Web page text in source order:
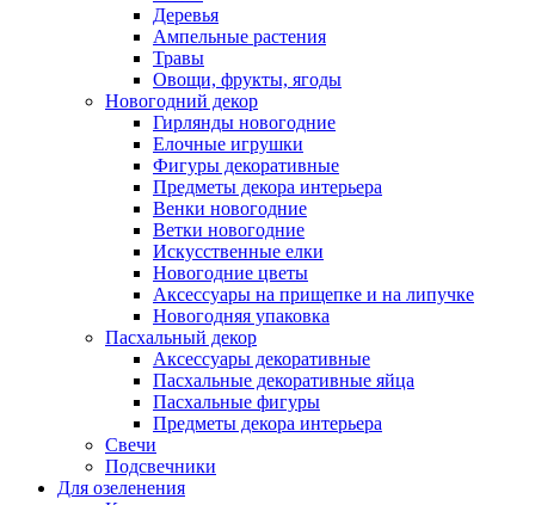
Деревья
Ампельные растения
Травы
Овощи, фрукты, ягоды
Новогодний декор
Гирлянды новогодние
Елочные игрушки
Фигуры декоративные
Предметы декора интерьера
Венки новогодние
Ветки новогодние
Искусственные елки
Новогодние цветы
Аксессуары на прищепке и на липучке
Новогодняя упаковка
Пасхальный декор
Аксессуары декоративные
Пасхальные декоративные яйца
Пасхальные фигуры
Предметы декора интерьера
Свечи
Подсвечники
Для озеленения